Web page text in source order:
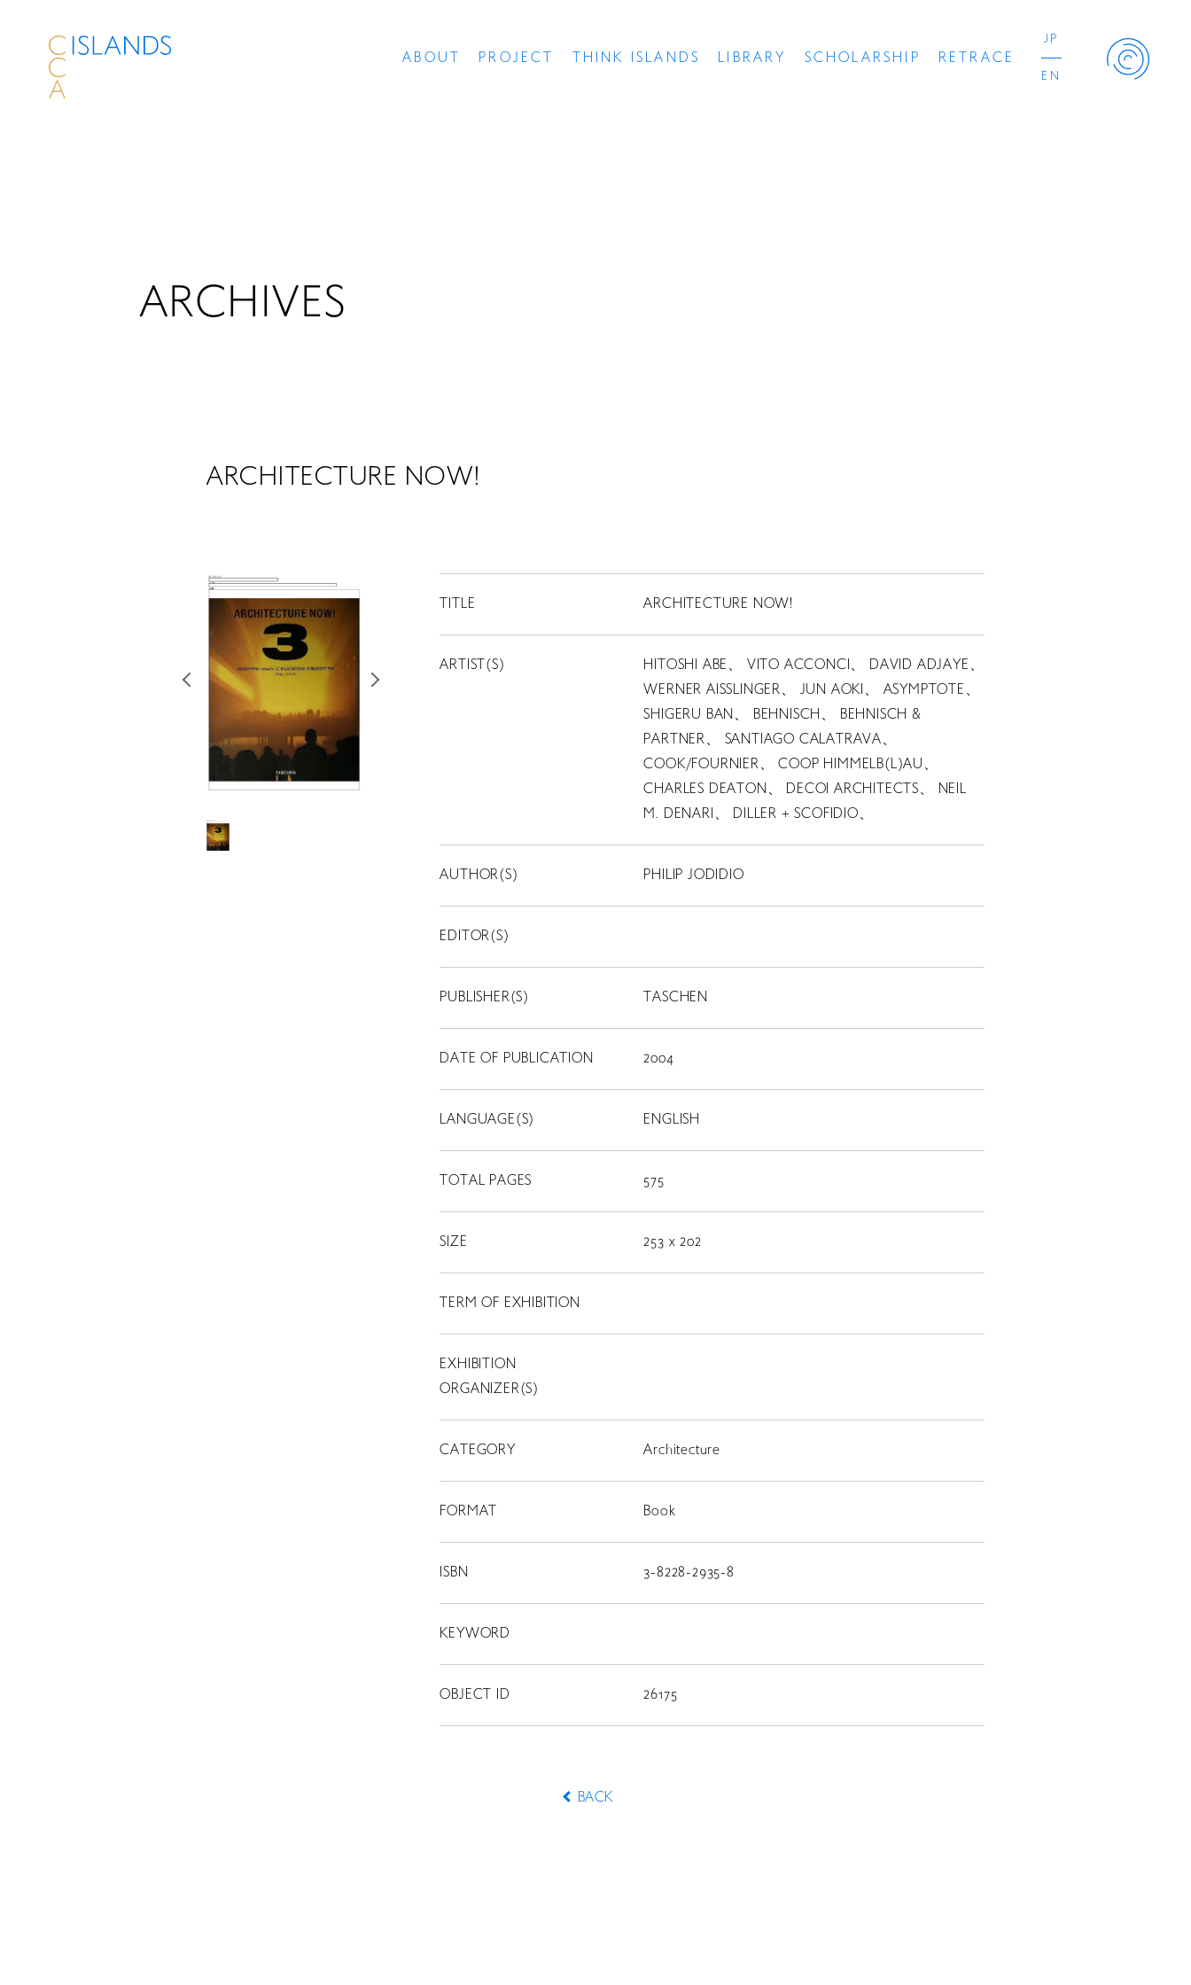
ABOUT PROJECT THINK ISLANDS LIBRARY SCHOLARSHIP RETRACE
JP
EN
THINK ISLANDS
LIBRARY
SCHOLARSHIP
コンサート
スカラシップ受賞者
ARCHIVES
ARCHITECTURE NOW!
TITLE ARCHITECTURE NOW!
ARTIST(S)
HITOSHI ABE、 VITO ACCONCI、 DAVID ADJAYE、
WERNER AISSLINGER、 JUN AOKI、 ASYMPTOTE、
SHIGERU BAN、 BEHNISCH、 BEHNISCH &
PARTNER、 SANTIAGO CALATRAVA、
COOK/FOURNIER、 COOP HIMMELB(L)AU、
CHARLES DEATON、 DECOI ARCHITECTS、 NEIL
M. DENARI、 DILLER + SCOFIDIO、
AUTHOR(S) PHILIP JODIDIO
EDITOR(S)
PUBLISHER(S) TASCHEN
DATE OF PUBLICATION 2004
LANGUAGE(S) ENGLISH
TOTAL PAGES 575
SIZE 253 x 202
TERM OF EXHIBITION
EXHIBITION
ORGANIZER(S)
CATEGORY Architecture
FORMAT Book
ISBN 3-8228-2935-8
KEYWORD
OBJECT ID 26175
BACK